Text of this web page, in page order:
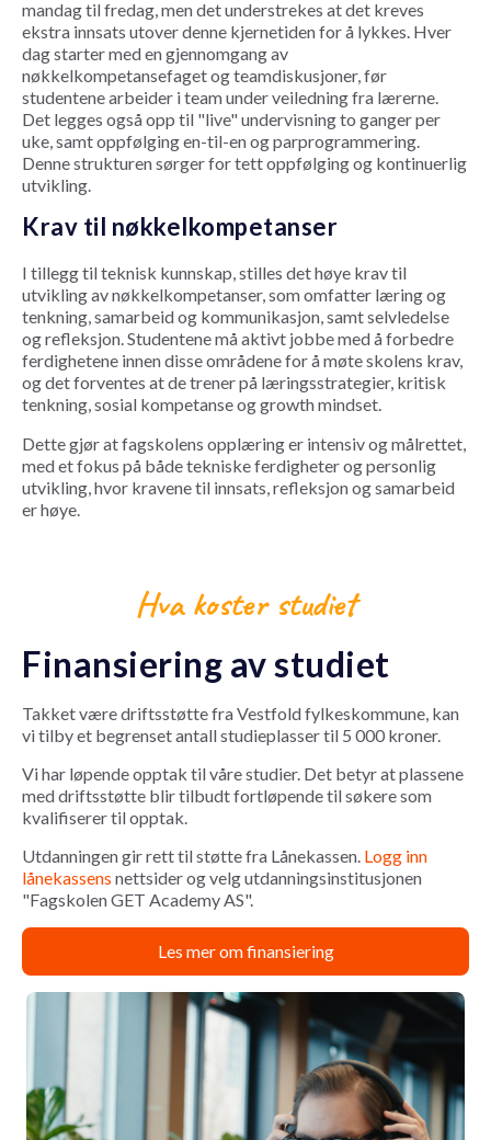
mandag til fredag, men det understrekes at det kreves
ekstra innsats utover denne kjernetiden for å lykkes. Hver
dag starter med en gjennomgang av
nøkkelkompetansefaget og teamdiskusjoner, før
studentene arbeider i team under veiledning fra lærerne.
Det legges også opp til "live" undervisning to ganger per
uke, samt oppfølging en-til-en og parprogrammering.
Denne strukturen sørger for tett oppfølging og kontinuerlig
utvikling.
Krav til nøkkelkompetanser
I tillegg til teknisk kunnskap, stilles det høye krav til
utvikling av nøkkelkompetanser, som omfatter læring og
tenkning, samarbeid og kommunikasjon, samt selvledelse
og refleksjon. Studentene må aktivt jobbe med å forbedre
ferdighetene innen disse områdene for å møte skolens krav,
og det forventes at de trener på læringsstrategier, kritisk
tenkning, sosial kompetanse og growth mindset.
Dette gjør at fagskolens opplæring er intensiv og målrettet,
med et fokus på både tekniske ferdigheter og personlig
utvikling, hvor kravene til innsats, refleksjon og samarbeid
er høye.
Hva koster studiet
Finansiering av studiet
Takket være driftsstøtte fra Vestfold fylkeskommune, kan
vi tilby et begrenset antall studieplasser til 5 000 kroner.
Vi har løpende opptak til våre studier. Det betyr at plassene
med driftsstøtte blir tilbudt fortløpende til søkere som
kvalifiserer til opptak.
Utdanningen gir rett til støtte fra Lånekassen. Logg inn
lånekassens nettsider og velg utdanningsinstitusjonen
"Fagskolen GET Academy AS".
Les mer om finansiering